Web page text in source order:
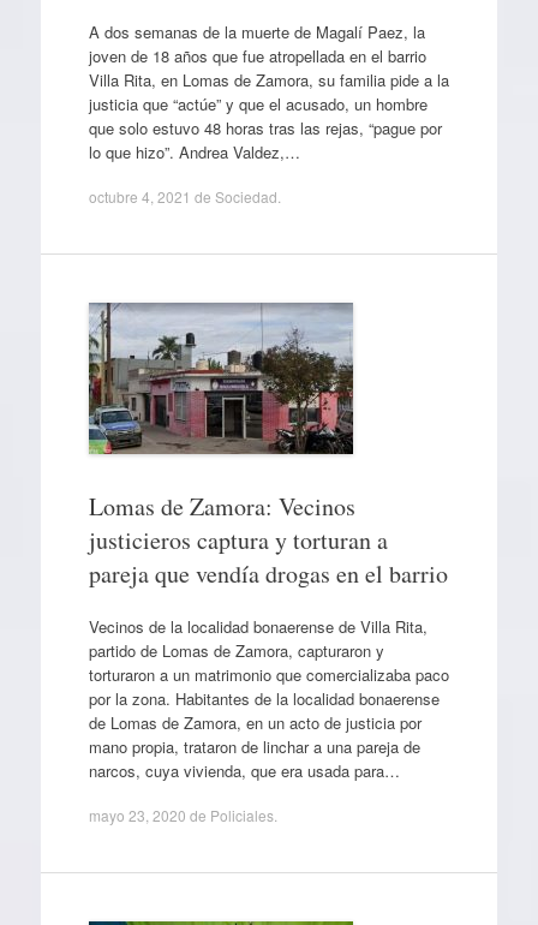
A dos semanas de la muerte de Magalí Paez, la
joven de 18 años que fue atropellada en el barrio
Villa Rita, en Lomas de Zamora, su familia pide a la
justicia que “actúe” y que el acusado, un hombre
que solo estuvo 48 horas tras las rejas, “pague por
lo que hizo”. Andrea Valdez,…
octubre 4, 2021 de Sociedad
Lomas de Zamora: Vecinos
justicieros captura y torturan a
pareja que vendía drogas en el barrio
Vecinos de la localidad bonaerense de Villa Rita,
partido de Lomas de Zamora, capturaron y
torturaron a un matrimonio que comercializaba paco
por la zona. Habitantes de la localidad bonaerense
de Lomas de Zamora, en un acto de justicia por
mano propia, trataron de linchar a una pareja de
narcos, cuya vivienda, que era usada para…
mayo 23, 2020 de Policiales.